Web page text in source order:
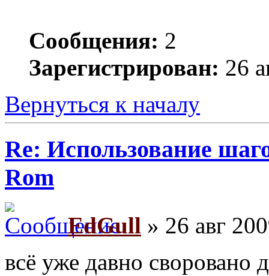
Сообщения: 2
Зарегистрирован: 26
Вернуться к началу
Re: Использование
Rom
EdGull » 26 авг
всё уже давно своровано